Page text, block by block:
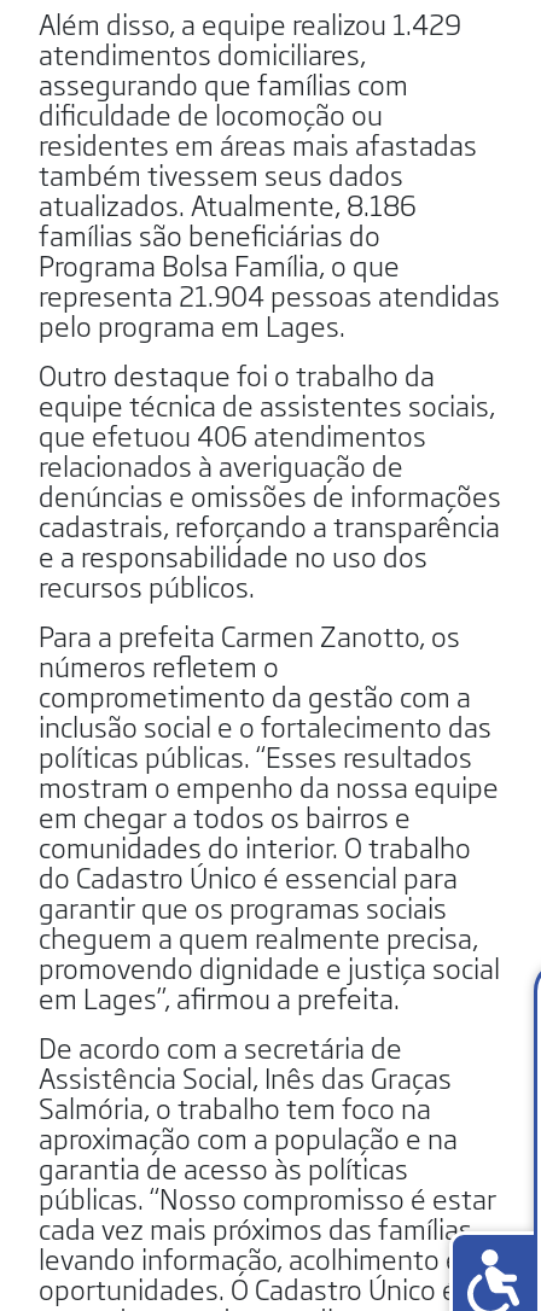
Além disso, a equipe realizou 1.429
atendimentos domiciliares,
assegurando que famílias com
dificuldade de locomoção ou
residentes em áreas mais afastadas
também tivessem seus dados
atualizados. Atualmente, 8.186
famílias são beneficiárias do
Programa Bolsa Família, o que
representa 21.904 pessoas atendidas
pelo programa em Lages.
Outro destaque foi o trabalho da
equipe técnica de assistentes sociais,
que efetuou 406 atendimentos
relacionados à averiguação de
denúncias e omissões de informações
cadastrais, reforçando a transparência
e a responsabilidade no uso dos
recursos públicos.
Para a prefeita Carmen Zanotto, os
números refletem o
comprometimento da gestão com a
inclusão social e o fortalecimento das
políticas públicas. “Esses resultados
mostram o empenho da nossa equipe
em chegar a todos os bairros e
comunidades do interior. O trabalho
do Cadastro Único é essencial para
garantir que os programas sociais
cheguem a quem realmente precisa,
promovendo dignidade e justiça social
em Lages”, afirmou a prefeita.
De acordo com a secretária de
Assistência Social, Inês das Graças
Salmória, o trabalho tem foco na
aproximação com a população e na
garantia de acesso às políticas
públicas. “Nosso compromisso é estar
cada vez mais próximos das famílias,
levando informação, acolhimento e
oportunidades. O Cadastro Único é a